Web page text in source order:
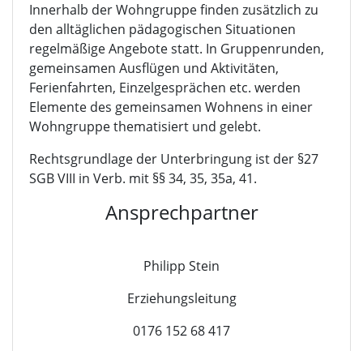
Innerhalb der Wohngruppe finden zusätzlich zu
den alltäglichen pädagogischen Situationen
regelmäßige Angebote statt. In Gruppenrunden,
gemeinsamen Ausflügen und Aktivitäten,
Ferienfahrten, Einzelgesprächen etc. werden
Elemente des gemeinsamen Wohnens in einer
Wohngruppe thematisiert und gelebt.
Rechtsgrundlage der Unterbringung ist der §27
SGB VIII in Verb. mit §§ 34, 35, 35a, 41.
Ansprechpartner
Philipp Stein
Erziehungsleitung
0176 152 68 417